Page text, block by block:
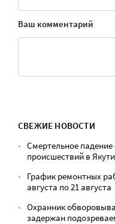
Ваш комментарий
СВЕЖИЕ НОВОСТИ
Смертельное
происшествий в
График ремонтных
августа по 21 августа
Охранник
задержан